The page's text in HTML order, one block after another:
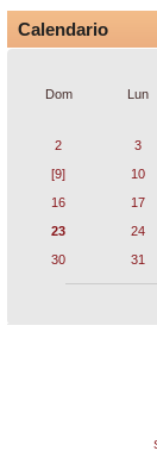
Calendario
Dom
Lun
2
3
[9]
10
16
17
23
24
30
31